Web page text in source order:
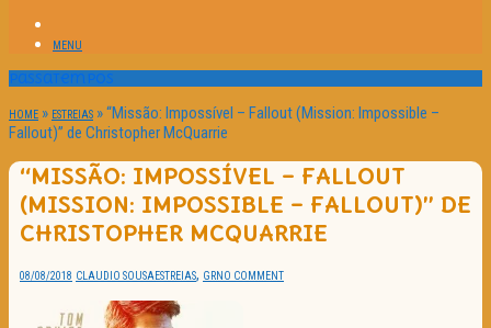
MENU
Passatempos
HOME » ESTREIAS »“Missão: Impossível – Fallout (Mission: Impossible –
Fallout)” de Christopher McQuarrie
“MISSÃO: IMPOSSÍVEL – FALLOUT
(MISSION: IMPOSSIBLE – FALLOUT)” DE
CHRISTOPHER MCQUARRIE
08/08/2018 CLAUDIO SOUSAESTREIAS, GRNO COMMENT